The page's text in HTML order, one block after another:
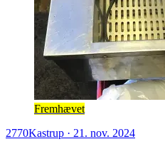
Fremhævet
2770Kastrup · 21. nov. 2024